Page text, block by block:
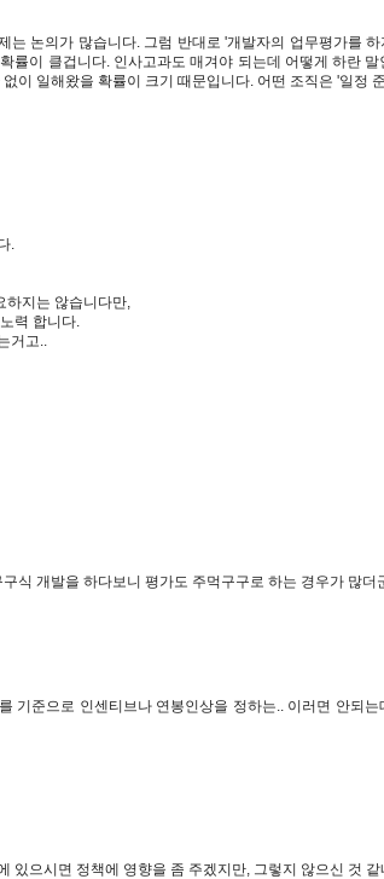
논의가 많습니다. 그럼 반대로 '개발자의 업무평가를
률이 클겁니다. 인사고과도 매겨야 되는데 어떻게 하란 말
이 일해왔을 확률이 크기 때문입니다. 어떤 조직은 '일정
.
하지는 않습니다만,
력 합니다.
거고..
식 개발을 하다보니 평가도 주먹구구로 하는 경우가 많더
기준으로 인센티브나 연봉인상을 정하는.. 이러면 안되
있으시면 정책에 영향을 좀 주겠지만, 그렇지 않으신 것 같